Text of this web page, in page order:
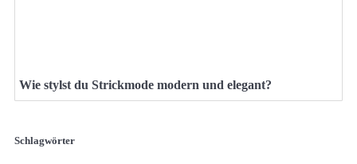
Wie stylst du Strickmode modern und elegant?
Schlagwörter